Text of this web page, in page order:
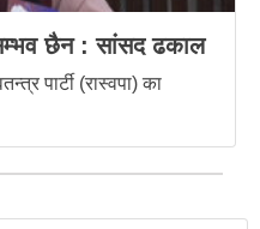
छैन : सांसद ढकाल
पार्टी (रास्वपा) का